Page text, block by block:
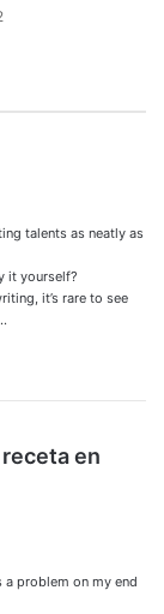
talents as neatly as
it yourself?
it’s rare to see
en
problem on my end